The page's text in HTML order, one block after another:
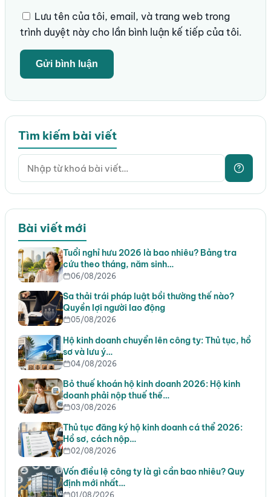
Lưu tên của tôi, email, và trang web trong
trình duyệt này cho lần bình luận kế tiếp của tôi.
Tìm kiếm bài viết
Bài viết mới
Tuổi nghỉ hưu 2026 là bao nhiêu? Bảng tra
cứu theo tháng, năm sinh…
06/08/2026
Sa thải trái pháp luật bồi thường thế nào?
Quyền lợi người lao động
05/08/2026
Hộ kinh doanh chuyển lên công ty: Thủ tục, hồ
sơ và lưu ý…
04/08/2026
Bỏ thuế khoán hộ kinh doanh 2026: Hộ kinh
doanh phải nộp thuế thế…
03/08/2026
Thủ tục đăng ký hộ kinh doanh cá thể 2026:
Hồ sơ, cách nộp…
02/08/2026
Vốn điều lệ công ty là gì cần bao nhiêu? Quy
định mới nhất…
01/08/2026